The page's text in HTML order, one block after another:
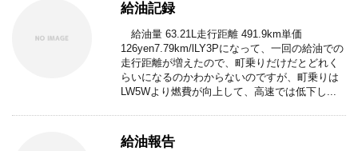
給油記録
給油量 63.21L走行距離 491.9km単価
126yen7.79km/lLY3Pになって、一回の給油での
走行距離が増えたので、町乗りだけだとどれく
らいになるのかわからないのですが、町乗りは
LW5Wより燃費が向上して、高速では低下し...
給油報告